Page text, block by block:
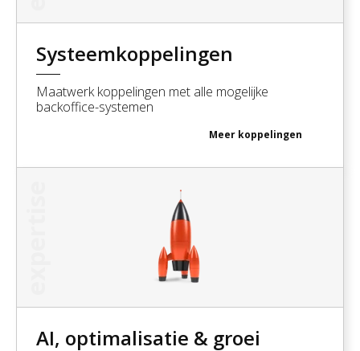
Systeemkoppelingen
Maatwerk koppelingen met alle mogelijke
backoffice-systemen
Meer koppelingen
AI, optimalisatie & groei